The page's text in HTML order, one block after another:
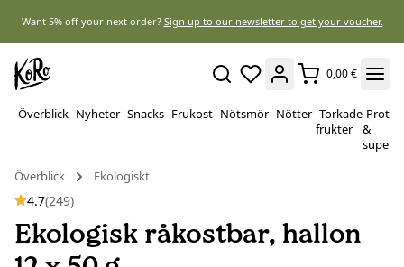
Want 5% off your next order? Sign up to our newsletter to get your voucher.
0,00 €
Överblick Nyheter Snacks Frukost Nötsmör Nötter Torkade
frukter
&
Överblick
Ekologiskt
4.7(249)
Ekologisk råkostbar, hallon